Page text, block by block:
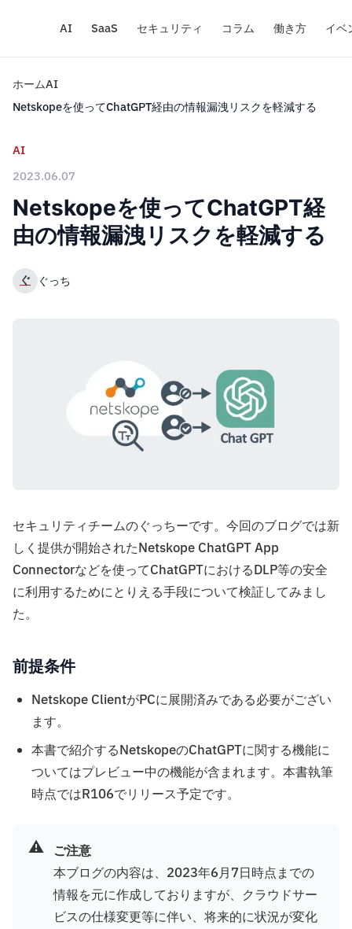
AI SaaS セキュリティ コラム 働き方 イベ
ホームAI
Netskopeを使ってChatGPT経由の情報漏洩リスクを軽減する
AI
2023.06.07
Netskopeを使ってChatGPT経
由の情報漏洩リスクを軽減する
ぐ ぐっち
セキュリティチームのぐっちーです。今回のブログでは新
しく提供が開始されたNetskope ChatGPT App
Connectorなどを使ってChatGPTにおけるDLP等の安全
に利用するためにとりえる手段について検証してみまし
た。
前提条件
Netskope ClientがPCに展開済みである必要がござい
ます。
本書で紹介するNetskopeのChatGPTに関する機能に
ついてはプレビュー中の機能が含まれます。本書執筆
時点ではR106でリリース予定です。
⚠️ ご注意
本ブログの内容は、2023年6月7日時点までの
情報を元に作成しておりますが、クラウドサー
ビスの仕様変更等に伴い、将来的に状況が変化